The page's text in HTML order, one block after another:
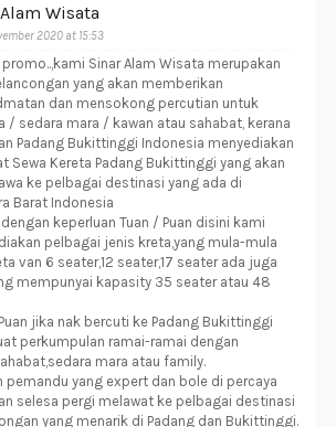
Wisata
2020 at 15:53
Sinar Alam Wisata merupakan
yang akan memberikan
dan mensokong percutian untuk
/ sedara mara / kawan atau sahabat, kerana
Padang Bukittinggi Indonesia menyediakan
Sewa Kereta Padang Bukittinggi yang akan
ke pelbagai destinasi yang ada di
Barat Indonesia
keperluan Tuan / Puan disini kami
pelbagai jenis kreta,yang mula-mula
van 6 seater,12 seater,17 seater ada juga
mempunyai kapasity 35 seater atau 48
jika nak bercuti ke Padang Bukittinggi
perkumpulan ramai-ramai dengan
mara atau family.
pemandu yang expert dan bole di percaya
selesa pergi melawat ke pelbagai destinasi
yang menarik di Padang dan Bukittinggi.